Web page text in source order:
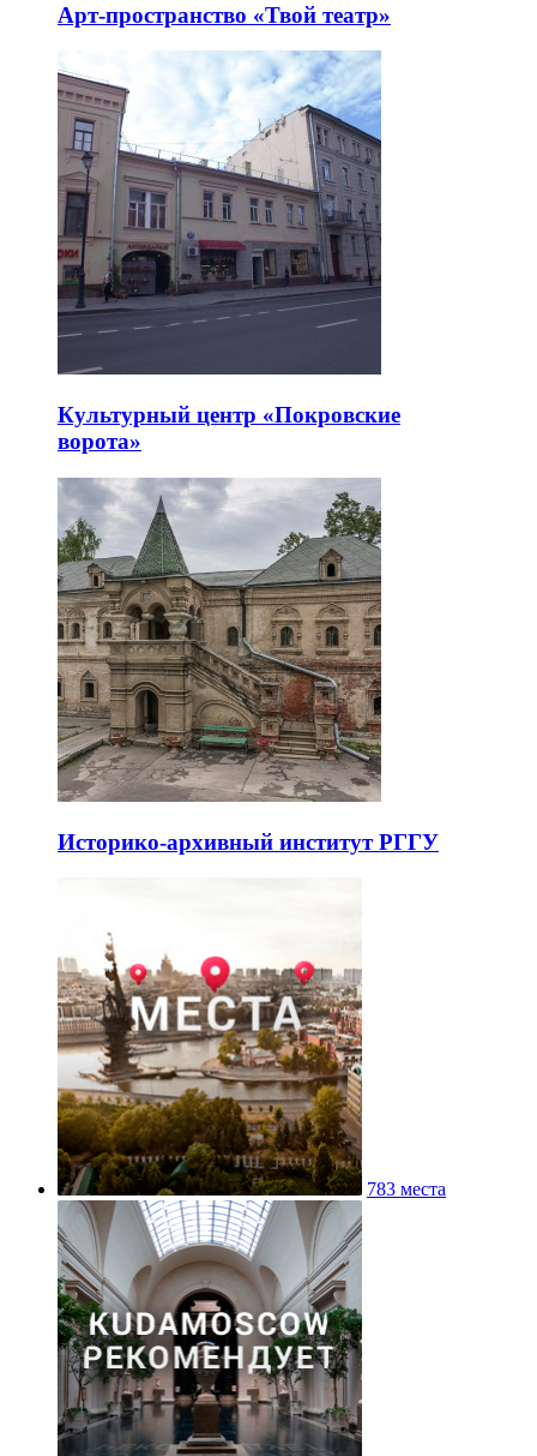
Арт-пространство «Твой театр»
Культурный центр «Покровские
ворота»
Историко-архивный институт РГГУ
783 места